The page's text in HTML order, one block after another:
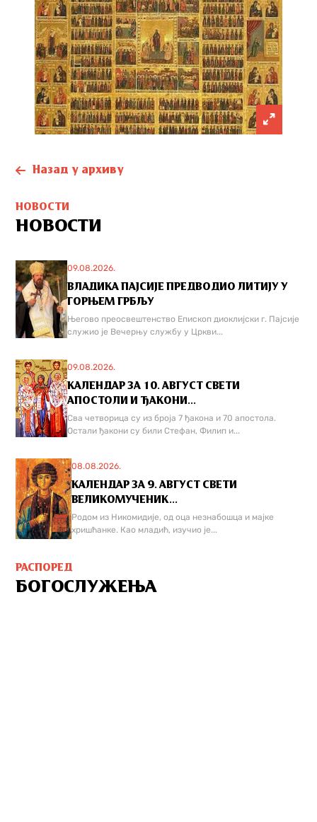
Назад у архиву
НОВОСТИ
НОВОСТИ
09.08.2026.
ВЛАДИКА ПАЈСИЈЕ ПРЕДВОДИО ЛИТИЈУ У
ГОРЊЕМ ГРБЉУ
Његово преосвештенство Епископ диоклијски г. Пајсије
служио је Вечерњу службу у Цркви...
09.08.2026.
КАЛЕНДАР ЗА 10. АВГУСТ СВЕТИ
АПОСТОЛИ И ЂАКОНИ...
Сва четворица су из броја 7 ђакона и 70 апостола.
Остали ђакони су били Стефан, Филип и...
08.08.2026.
КАЛЕНДАР ЗА 9. АВГУСТ СВЕТИ
ВЕЛИКОМУЧЕНИК...
Родом из Никомидије, од оца незнабошца и мајке
хришћанке. Као младић, изучио је...
РАСПОРЕД
БОГОСЛУЖЕЊА